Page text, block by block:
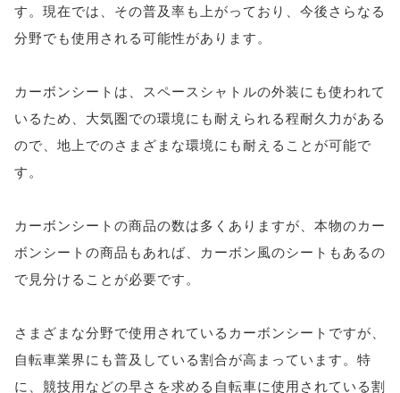
す。現在では、その普及率も上がっており、今後さらなる
分野でも使用される可能性があります。
カーボンシートは、スペースシャトルの外装にも使われて
いるため、大気圏での環境にも耐えられる程耐久力がある
ので、地上でのさまざまな環境にも耐えることが可能で
す。
カーボンシートの商品の数は多くありますが、本物のカー
ボンシートの商品もあれば、カーボン風のシートもあるの
で見分けることが必要です。
さまざまな分野で使用されているカーボンシートですが、
自転車業界にも普及している割合が高まっています。特
に、競技用などの早さを求める自転車に使用されている割